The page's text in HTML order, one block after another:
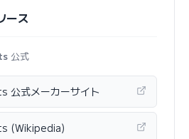
ース
公式
公式メーカーサイト
(Wikipedia)